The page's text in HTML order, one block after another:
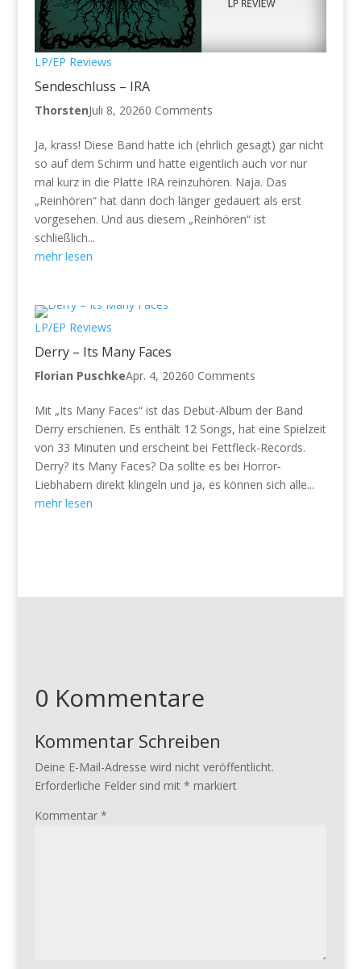
LP/EP Reviews
Sendeschluss – IRA
ThorstenJuli 8, 20260 Comments
Ja, krass! Diese Band hatte ich (ehrlich gesagt) gar nicht
so auf dem Schirm und hatte eigentlich auch vor nur
mal kurz in die Platte IRA reinzuhören. Naja. Das
„Reinhören“ hat dann doch länger gedauert als erst
vorgesehen. Und aus diesem „Reinhören“ ist
schließlich...
mehr lesen
LP/EP Reviews
Derry – Its Many Faces
Florian PuschkeApr. 4, 20260 Comments
Mit „Its Many Faces“ ist das Debüt-Album der Band
Derry erschienen. Es enthält 12 Songs, hat eine Spielzeit
von 33 Minuten und erscheint bei Fettfleck-Records.
Derry? Its Many Faces? Da sollte es bei Horror-
Liebhabern direkt klingeln und ja, es können sich alle...
mehr lesen
0 Kommentare
Kommentar Schreiben
Deine E-Mail-Adresse wird nicht veröffentlicht.
Erforderliche Felder sind mit * markiert
Kommentar *